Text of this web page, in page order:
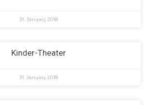
31. January 2018
Kinder-Theater
31. January 2018